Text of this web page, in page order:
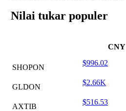
Nilai tukar populer
CNY
SHOPON
$996.02
GLDON
$2.66K
AXTIB
$516.53